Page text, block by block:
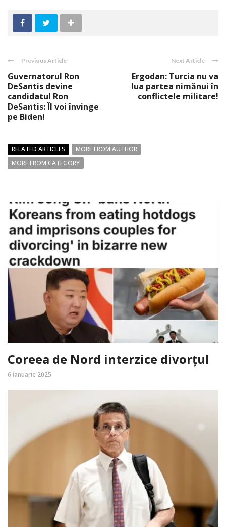
Previous Article
Guvernatorul Ron
DeSantis devine
candidatul Ron
DeSantis: Îl voi învinge
pe Biden!
Next Article
Ergodan: Turcia nu va
lua partea nimănui în
conflictele militare!
RELATED ARTICLES
MORE FROM AUTHOR
MORE FROM CATEGORY
Coreea de Nord interzice divorțul
6 ianuarie 2025